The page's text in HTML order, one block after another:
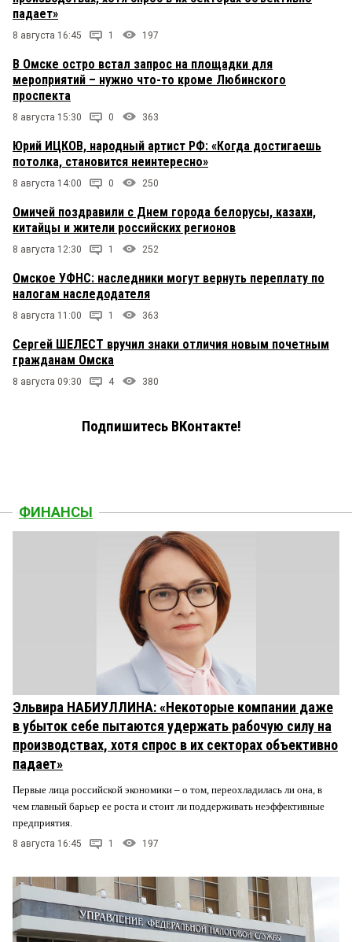
падает»
8 августа 16:45 1 197
В Омске остро встал запрос на площадки для
мероприятий – нужно что-то кроме Любинского
проспекта
8 августа 15:30 0 363
Юрий ИЦКОВ, народный артист РФ: «Когда достигаешь
потолка, становится неинтересно»
8 августа 14:00 0 250
Омичей поздравили с Днем города белорусы, казахи,
китайцы и жители российских регионов
8 августа 12:30 1 252
Омское УФНС: наследники могут вернуть переплату по
налогам наследодателя
8 августа 11:00 1 363
Сергей ШЕЛЕСТ вручил знаки отличия новым почетным
гражданам Омска
8 августа 09:30 4 380
Подпишитесь ВКонтакте!
ФИНАНСЫ
Эльвира НАБИУЛЛИНА: «Некоторые компании даже
в убыток себе пытаются удержать рабочую силу на
производствах, хотя спрос в их секторах объективно
падает»
Первые лица российской экономики – о том, переохладилась ли она, в
чем главный барьер ее роста и стоит ли поддерживать неэффективные
предприятия.
8 августа 16:45 1 197